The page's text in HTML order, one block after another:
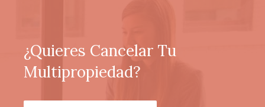
¿Quieres Cancelar Tu
Multipropiedad?